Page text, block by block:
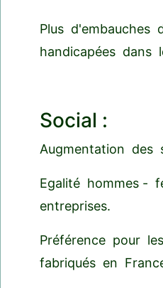
Plus d'embauches
handicapées dans
Social :
Augmentation des
Egalité hommes -
entreprises.
Préférence pour
fabriqués en